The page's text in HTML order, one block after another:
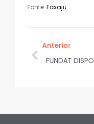
Fonte:Faxaju
Anterior